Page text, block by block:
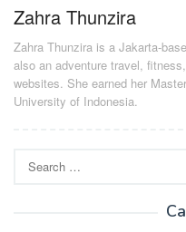
Zahra Thunzira
Zahra Thunzira is a Jakarta-
also an adventure travel,
websites. She earned her
University of Indonesia.
for: